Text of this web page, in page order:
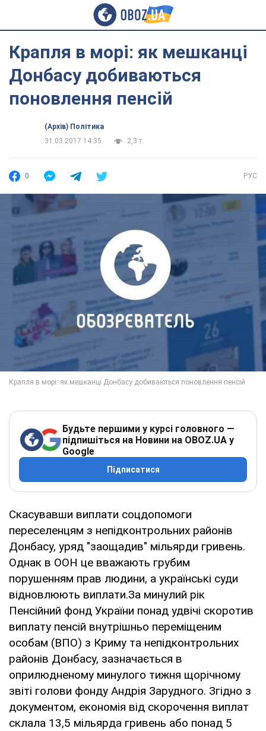
Крапля в морі: як мешканці
Донбасу добиваються
поновлення пенсій
(Архів) Політика
31.03.2017 14:35
2,3 т.
0 РУС
Будьте першими у курсі головного —
підпишіться на Новини на OBOZ.UA у
Google
Підписатися
Скасувавши виплати соцдопомоги
переселенцям з непідконтрольних районів
Донбасу, уряд "заощадив" мільярди гривень.
Однак в ООН це вважають грубим
порушенням прав людини, а українські суди
відновлюють виплати.За минулий рік
Пенсійний фонд України понад удвічі скоротив
виплату пенсій внутрішньо переміщеним
особам (ВПО) з Криму та непідконтрольних
районів Донбасу, зазначається в
оприлюдненому минулого тижня щорічному
звіті голови фонду Андрія Зарудного. Згідно з
документом, економія від скорочення виплат
склала 13,5 мільярда гривень або понад 5